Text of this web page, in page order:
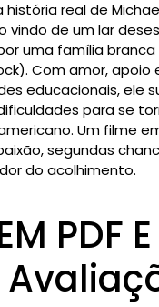
história real de
vindo de um lar
uma família
Com amor, apoio
educacionais, ele
para se
Um filme
segundas
do acolhimento.
PDF E